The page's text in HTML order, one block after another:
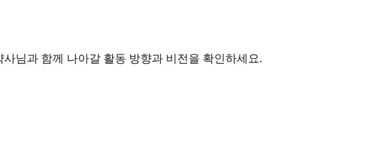
님과 함께 나아갈 활동 방향과 비전을 확인하세요.